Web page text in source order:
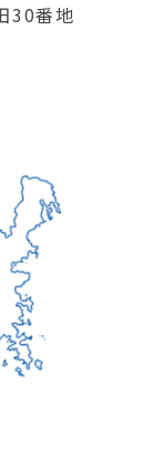
30番地